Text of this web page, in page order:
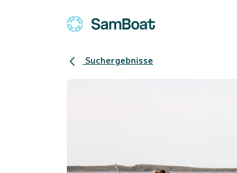
Suchergebnisse